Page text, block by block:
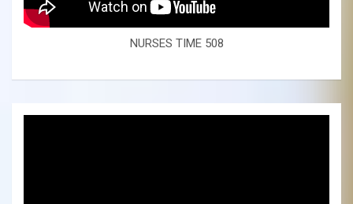
NURSES TIME 508